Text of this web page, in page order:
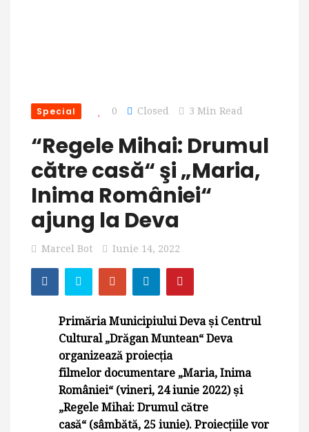
Special 0 Closed 3 Min Read
“Regele Mihai: Drumul
către casă“ şi „Maria,
Inima României“
ajung la Deva
Marcel Bot Iunie 14, 2022
Primăria Municipiului Deva și Centrul
Cultural „Drăgan Muntean“ Deva
organizează proiecția
filmelor documentare „Maria, Inima
României“ (vineri, 24 iunie 2022) și
„Regele Mihai: Drumul către
casă“ (sâmbătă, 25 iunie). Proiecțiile vor